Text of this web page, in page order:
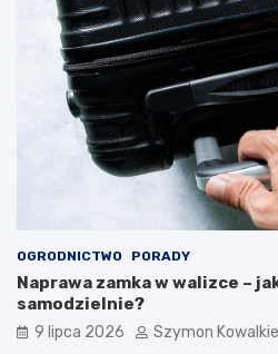
OGRODNICTWO PORADY
Naprawa zamka w walizce –
samodzielnie?
9 lipca 2026 Szymon